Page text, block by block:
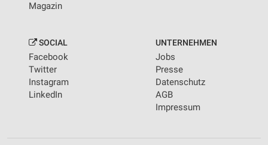
Magazin
SOCIAL
Facebook
Twitter
Instagram
LinkedIn
UNTERNEHMEN
Jobs
Presse
Datenschutz
AGB
Impressum